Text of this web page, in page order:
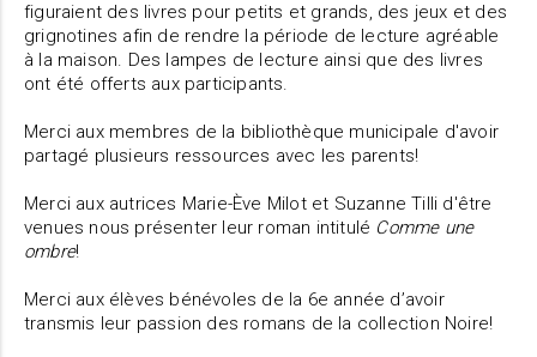
figuraient des livres pour petits et grands, des jeux et des
grignotines afin de rendre la période de lecture agréable
à la maison. Des lampes de lecture ainsi que des livres
ont été offerts aux participants.
Merci aux membres de la bibliothèque municipale d'avoir
partagé plusieurs ressources avec les parents!
Merci aux autrices Marie-Ève Milot et Suzanne Tilli d'être
venues nous présenter leur roman intitulé Comme une
ombre!
Merci aux élèves bénévoles de la 6e année d’avoir
transmis leur passion des romans de la collection Noire!